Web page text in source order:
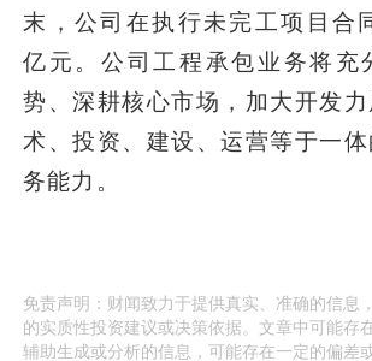
末，公司在执行未完工项目合
亿元。公司工程承包业务将充
势、深耕核心市场，加大开发
术、投资、建设、运营等于一
务能力。
免责声明：财闻致力于提供真实、准确的信息
的实质性投资建议或决策依据。文章中可能存
辅助生成或分析的信息，可能存在一定的偏差